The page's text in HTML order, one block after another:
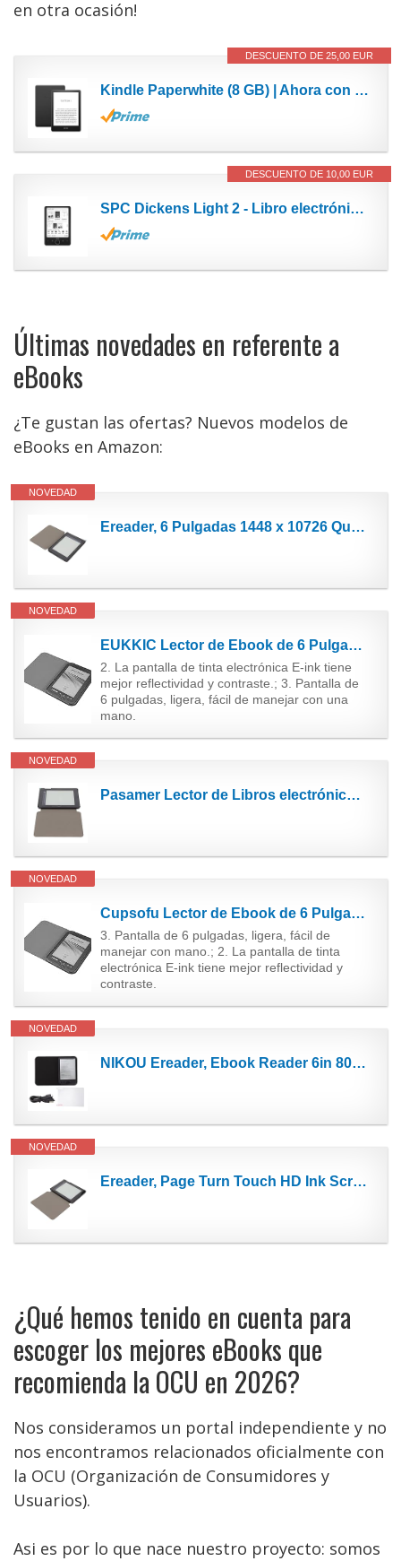
en otra ocasión!
DESCUENTO DE 25,00 EUR
Kindle Paperwhite (8 GB) | Ahora con una pantalla de 6,8" y luz cálida ajustable, con publicidad
DESCUENTO DE 10,00 EUR
SPC Dickens Light 2 - Libro electrónico con Pantalla retroiluminada y luz con 6 Niveles de...
Últimas novedades en referente a
eBooks
¿Te gustan las ofertas? Nuevos modelos de
eBooks en Amazon:
NOVEDAD
Ereader, 6 Pulgadas 1448 x 10726 Quad Core Page Turn Touch eBook Reader para Lectura en el hogar
NOVEDAD
EUKKIC Lector de Ebook de 6 Pulgadas y 4 GB E-Ink Capacitiva e Book Luz Eink Pantalla E-Book E-Ink...
2. La pantalla de tinta electrónica E-ink tiene
mejor reflectividad y contraste.; 3. Pantalla de
6 pulgadas, ligera, fácil de manejar con una
mano.
NOVEDAD
Pasamer Lector de Libros electrónicos, 1GB + 16GB HD Ink Quad Core eBook Reader con rotación de...
NOVEDAD
Cupsofu Lector de Ebook de 6 Pulgadas y 4 GB E-Ink Capacitiva e Book Luz Eink Pantalla E-Book E-Ink...
3. Pantalla de 6 pulgadas, ligera, fácil de
manejar con mano.; 2. La pantalla de tinta
electrónica E-ink tiene mejor reflectividad y
contraste.
NOVEDAD
NIKOU Ereader, Ebook Reader 6in 800x600 HD Ink Screen 8GB 512MB ABS con Funda Protectora Película...
NOVEDAD
Ereader, Page Turn Touch HD Ink Screen Quad Core Ebook Reader para Uso doméstico para Leer
¿Qué hemos tenido en cuenta para
escoger los mejores eBooks que
recomienda la OCU en 2026?
Nos consideramos un portal independiente y no
nos encontramos relacionados oficialmente con
la OCU (Organización de Consumidores y
Usuarios).
Asi es por lo que nace nuestro proyecto: somos